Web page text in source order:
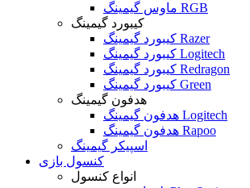
ماوس گیمینگ RGB
کیبورد گیمینگ
کیبورد گیمینگ Razer
کیبورد گیمینگ Logitech
کیبورد گیمینگ Redragon
کیبورد گیمینگ Green
هدفون گیمینگ
هدفون گیمینگ Logitech
هدفون گیمینگ Rapoo
اسپیکر گیمینگ
کنسول بازی
انواع کنسول